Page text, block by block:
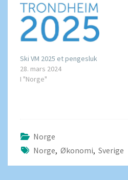
Ski VM 2025 et pengesluk
28. mars 2024
I "Norge"
Norge
Norge, Økonomi, Sverige